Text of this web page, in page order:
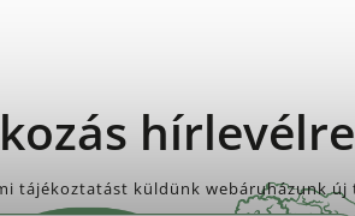
hírlevélre
tájékoztatást küldünk webáruházunk új